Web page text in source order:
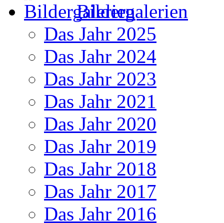
Bildergalerien
Das Jahr 2025
Das Jahr 2024
Das Jahr 2023
Das Jahr 2021
Das Jahr 2020
Das Jahr 2019
Das Jahr 2018
Das Jahr 2017
Das Jahr 2016